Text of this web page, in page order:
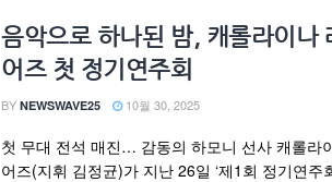
음악으로 하나된 밤, 캐롤라이나
어즈 첫 정기연주회
BY NEWSWAVE25 10월 30, 2025
첫 무대 전석 매진… 감동의 하모니 선사 캐롤라
어즈(지휘 김정균)가 지난 26일 ‘제1회 정기연주